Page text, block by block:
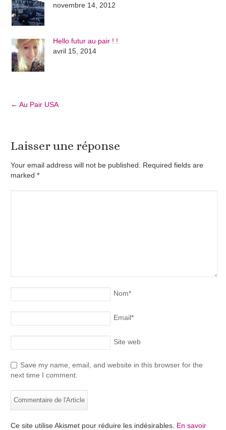
novembre 14, 2012
Hello futur au pair ! !
avril 15, 2014
← Au Pair USA
Laisser une réponse
Your email address will not be published. Required fields are
marked*
Nom*
Email*
Site web
Save my name, email, and website in this browser for the
next time I comment.
Ce site utilise Akismet pour réduire les indésirables. En savoir